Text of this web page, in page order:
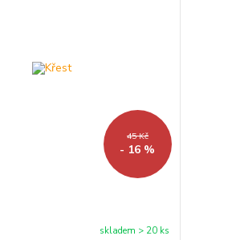
45 Kč
- 16 %
skladem > 20 ks